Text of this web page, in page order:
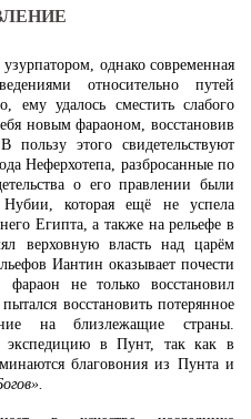
однако современная
относительно путей
ему удалось сместить слабого
новым фараоном, восстановив
пользу этого свидетельствуют
Неферхотепа, разбросанные по
о его правлении были
которая ещё не успела
Египта, а также на рельефе в
верховную власть над царём
Иантин оказывает почести
не только восстановил
восстановить потерянное
на близлежащие страны.
экспедицию в Пунт, так как в
благовония из Пунта и